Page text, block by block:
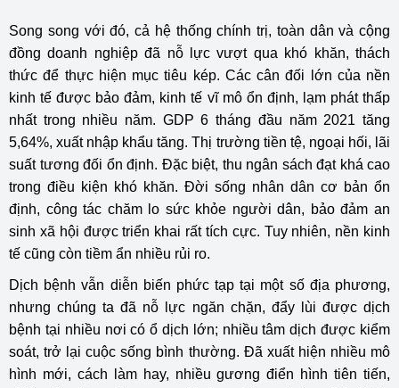
Song song với đó, cả hệ thống chính trị, toàn dân và cộng
đồng doanh nghiệp đã nỗ lực vượt qua khó khăn, thách
thức để thực hiện mục tiêu kép. Các cân đối lớn của nền
kinh tế được bảo đảm, kinh tế vĩ mô ổn định, lạm phát thấp
nhất trong nhiều năm. GDP 6 tháng đầu năm 2021 tăng
5,64%, xuất nhập khẩu tăng. Thị trường tiền tệ, ngoại hối, lãi
suất tương đối ổn định. Đặc biệt, thu ngân sách đạt khá cao
trong điều kiện khó khăn. Đời sống nhân dân cơ bản ổn
định, công tác chăm lo sức khỏe người dân, bảo đảm an
sinh xã hội được triển khai rất tích cực. Tuy nhiên, nền kinh
tế cũng còn tiềm ẩn nhiều rủi ro.
Dịch bệnh vẫn diễn biến phức tạp tại một số địa phương,
nhưng chúng ta đã nỗ lực ngăn chặn, đẩy lùi được dịch
bệnh tại nhiều nơi có ổ dịch lớn; nhiều tâm dịch được kiểm
soát, trở lại cuộc sống bình thường. Đã xuất hiện nhiều mô
hình mới, cách làm hay, nhiều gương điển hình tiên tiến,